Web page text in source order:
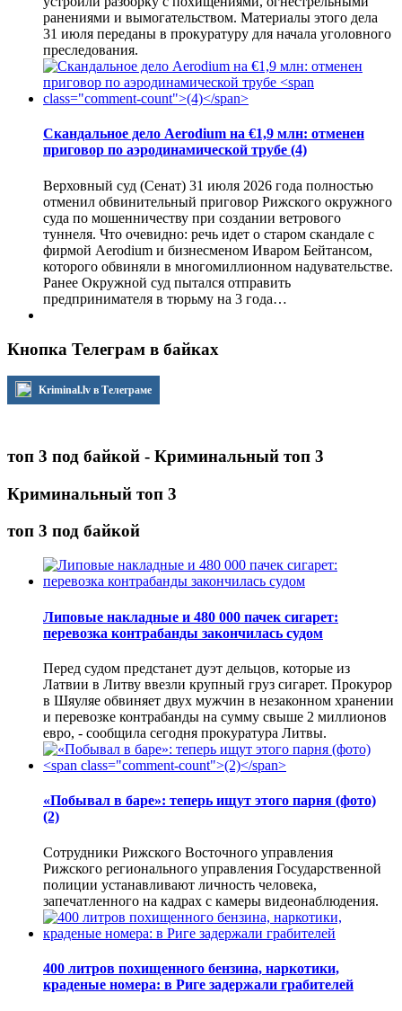
ранениями и вымогательством. Материалы этого дела
31 июля переданы в прокуратуру для начала уголовного
преследования.
Скандальное дело Aerodium на €1,9 млн: отменен
приговор по аэродинамической трубе (4)
Верховный суд (Сенат) 31 июля 2026 года полностью
отменил обвинительный приговор Рижского окружного
суда по мошенничеству при создании ветрового
туннеля. Что очевидно: речь идет о старом скандале с
фирмой Aerodium и бизнесменом Иваром Бейтансом,
которого обвиняли в многомиллионном надувательстве.
Ранее Окружной суд пытался отправить
предпринимателя в тюрьму на 3 года…
Кнопка Телеграм в байках
Kriminal.lv в Телеграме
топ 3 под байкой - Криминальный топ 3
Криминальный топ 3
топ 3 под байкой
Липовые накладные и 480 000 пачек сигарет:
перевозка контрабанды закончилась судом
Перед судом предстанет дуэт дельцов, которые из
Латвии в Литву ввезли крупный груз сигарет. Прокурор
в Шяуляе обвиняет двух мужчин в незаконном хранении
и перевозке контрабанды на сумму свыше 2 миллионов
евро, - сообщила сегодня прокуратура Литвы.
«Побывал в баре»: теперь ищут этого парня (фото)
(2)
Сотрудники Рижского Восточного управления
Рижского регионального управления Государственной
полиции устанавливают личность человека,
запечатленного на кадрах с камеры видеонаблюдения.
400 литров похищенного бензина, наркотики,
краденые номера: в Риге задержали грабителей